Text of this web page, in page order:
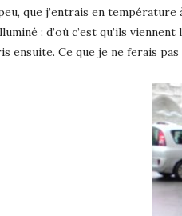
que j’entrais en
: d’où c’est qu’ils
ensuite. Ce que je ne ferais